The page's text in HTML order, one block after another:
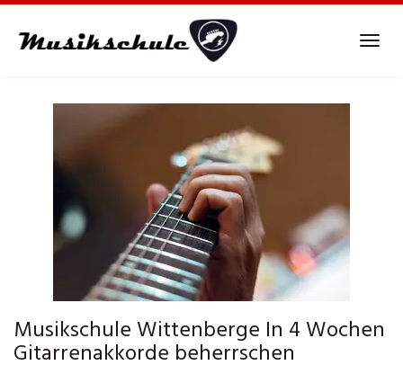
Musikschule Wittenberge In 4 Wochen
Gitarrenakkorde beherrschen